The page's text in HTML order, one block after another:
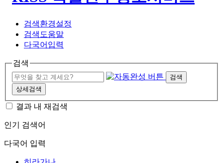
검색환경설정
검색도움말
다국어입력
검색
검색
상세검색
결과 내 재검색
인기 검색어
다국어 입력